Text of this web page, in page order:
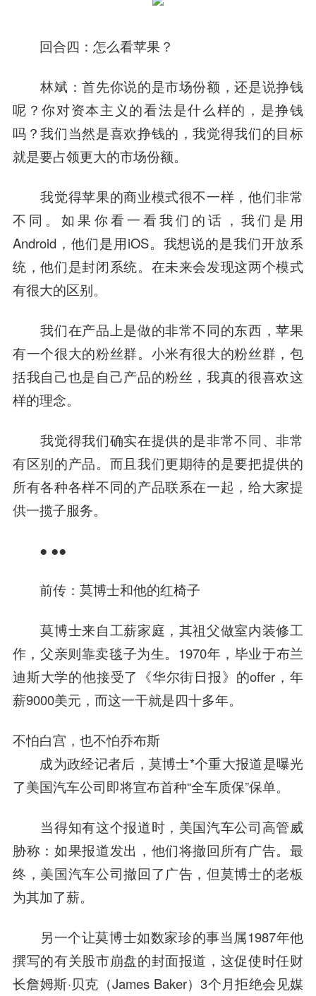
回合四：怎么看苹果？
林斌：首先你说的是市场份额，还是说挣钱
呢？你对资本主义的看法是什么样的，是挣钱
吗？我们当然是喜欢挣钱的，我觉得我们的目标
就是要占领更大的市场份额。
我觉得苹果的商业模式很不一样，他们非常
不同。如果你看一看我们的话，我们是用
Android，他们是用iOS。我想说的是我们开放系
统，他们是封闭系统。在未来会发现这两个模式
有很大的区别。
我们在产品上是做的非常不同的东西，苹果
有一个很大的粉丝群。小米有很大的粉丝群，包
括我自己也是自己产品的粉丝，我真的很喜欢这
样的理念。
我觉得我们确实在提供的是非常不同、非常
有区别的产品。而且我们更期待的是要把提供的
所有各种各样不同的产品联系在一起，给大家提
供一揽子服务。
● ●●
前传：莫博士和他的红椅子
莫博士来自工薪家庭，其祖父做室内装修工
作，父亲则靠卖毯子为生。1970年，毕业于布兰
迪斯大学的他接受了《华尔街日报》的offer，年
薪9000美元，而这一干就是四十多年。
不怕白宫，也不怕乔布斯
成为政经记者后，莫博士*个重大报道是曝光
了美国汽车公司即将宣布首种“全车质保”保单。
当得知有这个报道时，美国汽车公司高管威
胁称：如果报道发出，他们将撤回所有广告。最
终，美国汽车公司撤回了广告，但莫博士的老板
为其加了薪。
另一个让莫博士如数家珍的事当属1987年他
撰写的有关股市崩盘的封面报道，这促使时任财
长詹姆斯·贝克（James Baker）3个月拒绝会见媒